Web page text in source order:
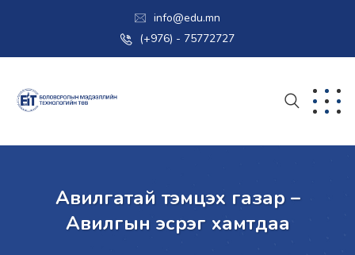
info@edu.mn
(+976) - 75772727
Авилгатай тэмцэх газар –
Авилгын эсрэг хамтдаа